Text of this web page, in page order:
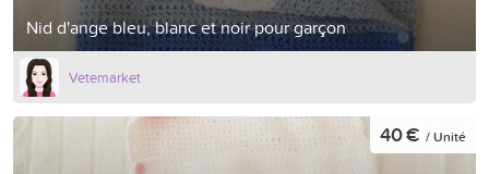
Nid d'ange bleu, blanc et noir pour garçon
Vetemarket
40 € / Unité